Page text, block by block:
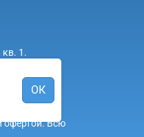
1.
офертой. Всю
ОК